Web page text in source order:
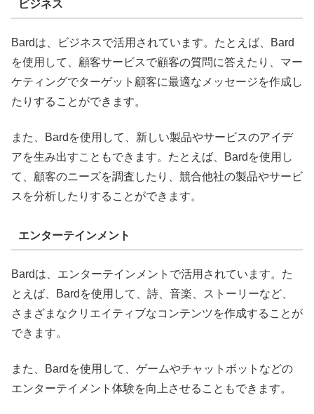
ビジネス
Bardは、ビジネスで活用されています。たとえば、Bard
を使用して、顧客サービスで顧客の質問に答えたり、マー
ケティングでターゲット顧客に最適なメッセージを作成し
たりすることができます。
また、Bardを使用して、新しい製品やサービスのアイデ
アを生み出すこともできます。たとえば、Bardを使用し
て、顧客のニーズを調査したり、競合他社の製品やサービ
スを分析したりすることができます。
エンターテインメント
Bardは、エンターテインメントで活用されています。た
とえば、Bardを使用して、詩、音楽、ストーリーなど、
さまざまなクリエイティブなコンテンツを作成することが
できます。
また、Bardを使用して、ゲームやチャットボットなどの
エンターテイメント体験を向上させることもできます。